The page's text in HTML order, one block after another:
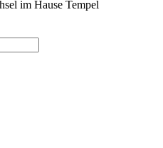
im Hause Tempel